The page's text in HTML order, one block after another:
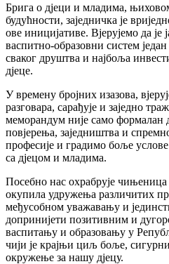
Брига о дјеци и младима,
будућности, заједничка је
ове иницијативе. Вјерујемо да
васпитно-образовни систем
сваког друштва и најбоља
дјеце.
У времену бројних изазова,
разговара, сарађује и заједно
меморандум није само формалан
повјерења, заједништва и
професије и градимо боље услове
са дјецом и младима.
Посебно нас охрабрује чињеница
окупила удружења различитих
међусобном уважавању и
допринијети позитивним и
васпитању и образовању у
чији је крајњи циљ боље,
окружење за нашу дјецу.